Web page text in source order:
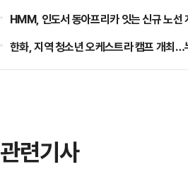
HMM, 인도서 동아프리카 잇는 신규 노
한화, 지역 청소년 오케스트라 캠프 개최
관련기사